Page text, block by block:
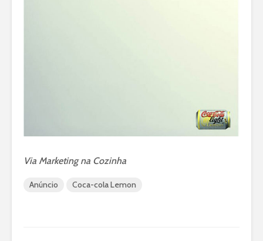
Via Marketing na Cozinha
Anúncio Coca-cola Lemon